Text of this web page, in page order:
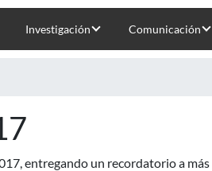
Investigación Comunicación
entregando un recordatorio a más